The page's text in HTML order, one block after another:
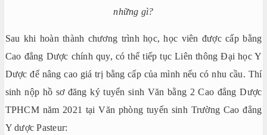
những gì?
Sau khi hoàn thành chương trình học, học viên được cấp bằng
Cao đẳng Dược chính quy, có thể tiếp tục Liên thông Đại học Y
Dược để nâng cao giá trị bằng cấp của mình nếu có nhu cầu. Thí
sinh nộp hồ sơ đăng ký tuyển sinh Văn bằng 2 Cao đẳng Dược
TPHCM năm 2021 tại Văn phòng tuyển sinh Trường Cao đẳng
Y dược Pasteur: